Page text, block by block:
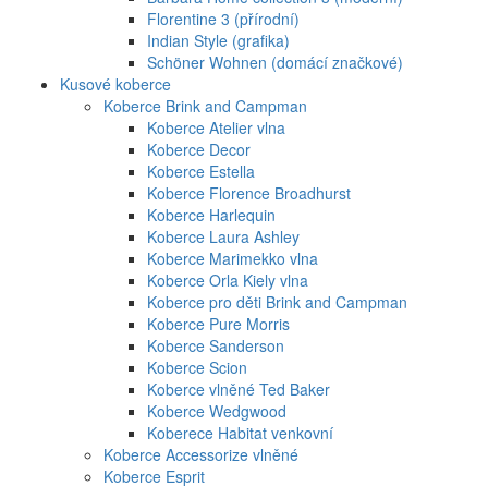
Florentine 3 (přírodní)
Indian Style (grafika)
Schöner Wohnen (domácí značkové)
Kusové koberce
Koberce Brink and Campman
Koberce Atelier vlna
Koberce Decor
Koberce Estella
Koberce Florence Broadhurst
Koberce Harlequin
Koberce Laura Ashley
Koberce Marimekko vlna
Koberce Orla Kiely vlna
Koberce pro děti Brink and Campman
Koberce Pure Morris
Koberce Sanderson
Koberce Scion
Koberce vlněné Ted Baker
Koberce Wedgwood
Koberece Habitat venkovní
Koberce Accessorize vlněné
Koberce Esprit